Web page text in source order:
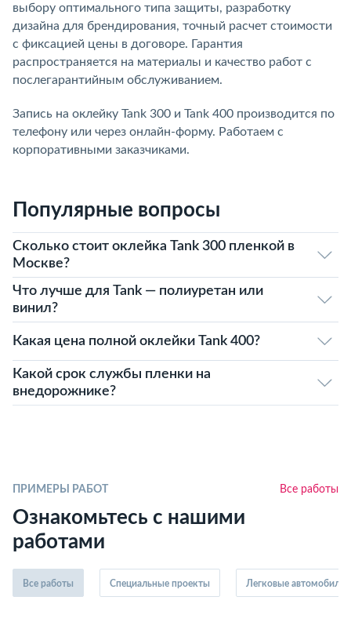
выбору оптимального типа защиты, разработку
дизайна для брендирования, точный расчет стоимости
с фиксацией цены в договоре. Гарантия
распространяется на материалы и качество работ с
послегарантийным обслуживанием.
Запись на оклейку Tank 300 и Tank 400 производится по
телефону или через онлайн-форму. Работаем с
корпоративными заказчиками.
Популярные вопросы
Сколько стоит оклейка Tank 300 пленкой в
Москве?
Что лучше для Tank — полиуретан или
винил?
Какая цена полной оклейки Tank 400?
Какой срок службы пленки на
внедорожнике?
ПРИМЕРЫ РАБОТ Все работы
Ознакомьтесь с нашими
работами
Все работы Специальные проекты Легковые автомобили